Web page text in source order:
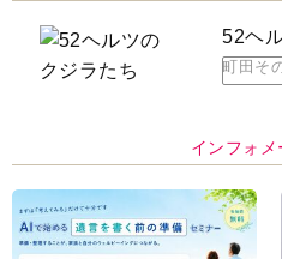
52ヘ
町田そ
インフォメ